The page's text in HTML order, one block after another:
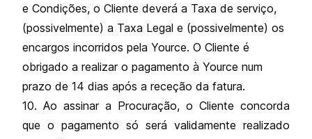
e Condições, o Cliente deverá a Taxa de serviço,
(possivelmente) a Taxa Legal e (possivelmente) os
encargos incorridos pela Yource. O Cliente é
obrigado a realizar o pagamento à Yource num
prazo de 14 dias após a receção da fatura.
10. Ao assinar a Procuração, o Cliente concorda
que o pagamento só será validamente realizado